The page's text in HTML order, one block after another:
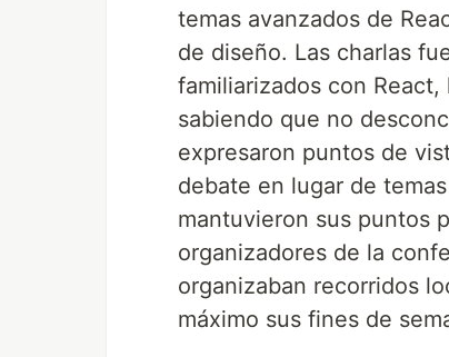
temas avanzados de
de diseño. Las charlas
familiarizados con
sabiendo que no
expresaron puntos de
debate en lugar de
mantuvieron sus puntos
organizadores de la
organizaban recorridos
máximo sus fines de